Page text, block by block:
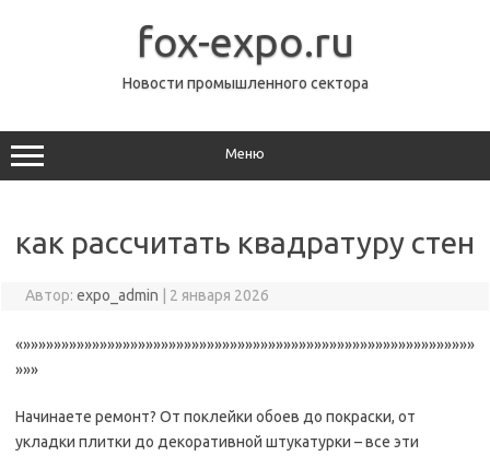
fox-expo.ru
Новости промышленного сектора
Меню
как рассчитать квадратуру стен
Автор: expo_admin 2 января 2026
«»»»»»»»»»»»»»»»»»»»»»»»»»»»»»»»»»»»»»»»»»»»»»»»»»»»»»»»»»»»
»»»
Начинаете ремонт? От поклейки обоев до покраски, от
укладки плитки до декоративной штукатурки – все эти